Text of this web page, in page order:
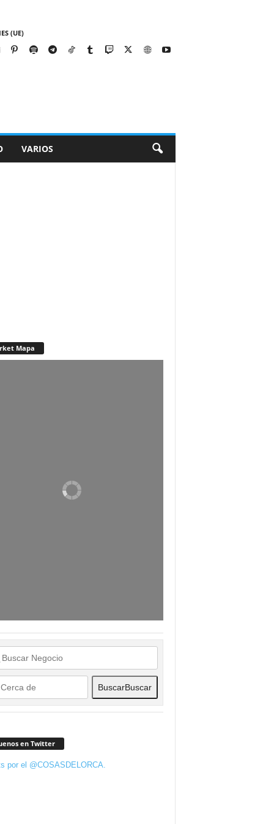
(UE)
VARIOS
Mapa
BuscarBuscar
en Twitter
por el @COSASDELORCA.